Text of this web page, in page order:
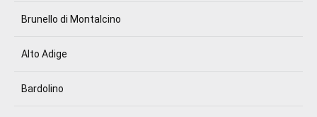
Brunello di Montalcino
Alto Adige
Bardolino